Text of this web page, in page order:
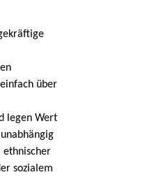
über
legen Wert
ethnischer
sozialem